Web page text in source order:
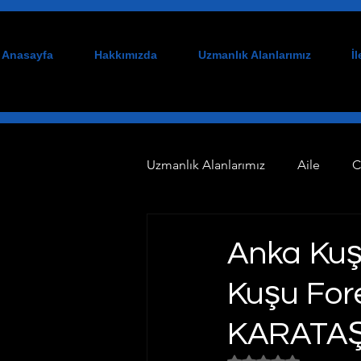
Anasayfa Hakkımızda Uzmanlık Alanlarımız
Uzmanlık Alanlarımız Aile
Çalışma Alanlarımız
Anka
Kuşu